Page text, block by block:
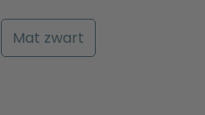
Mat zwart